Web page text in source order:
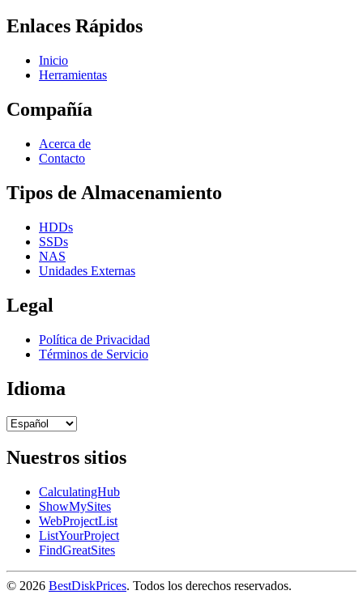
Enlaces Rápidos
Inicio
Herramientas
Compañía
Acerca de
Contacto
Tipos de Almacenamiento
HDDs
SSDs
NAS
Unidades Externas
Legal
Política de Privacidad
Términos de Servicio
Idioma
Nuestros sitios
CalculatingHub
ShowMySites
WebProjectList
ListYourProject
FindGreatSites
© 2026 BestDiskPrices. Todos los derechos reservados.